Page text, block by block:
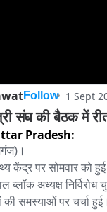
Follow 1 Sept
संघ की बैठक में
Pradesh:
केंद्र पर सोमवार को
ब्लॉक अध्यक्ष
की समस्याओं पर चर्चा